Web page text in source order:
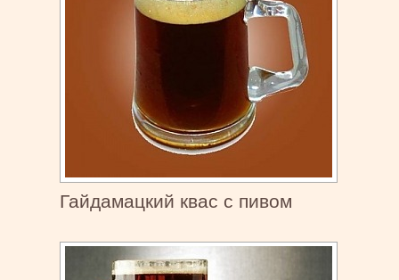
Гайдамацкий квас с пивом